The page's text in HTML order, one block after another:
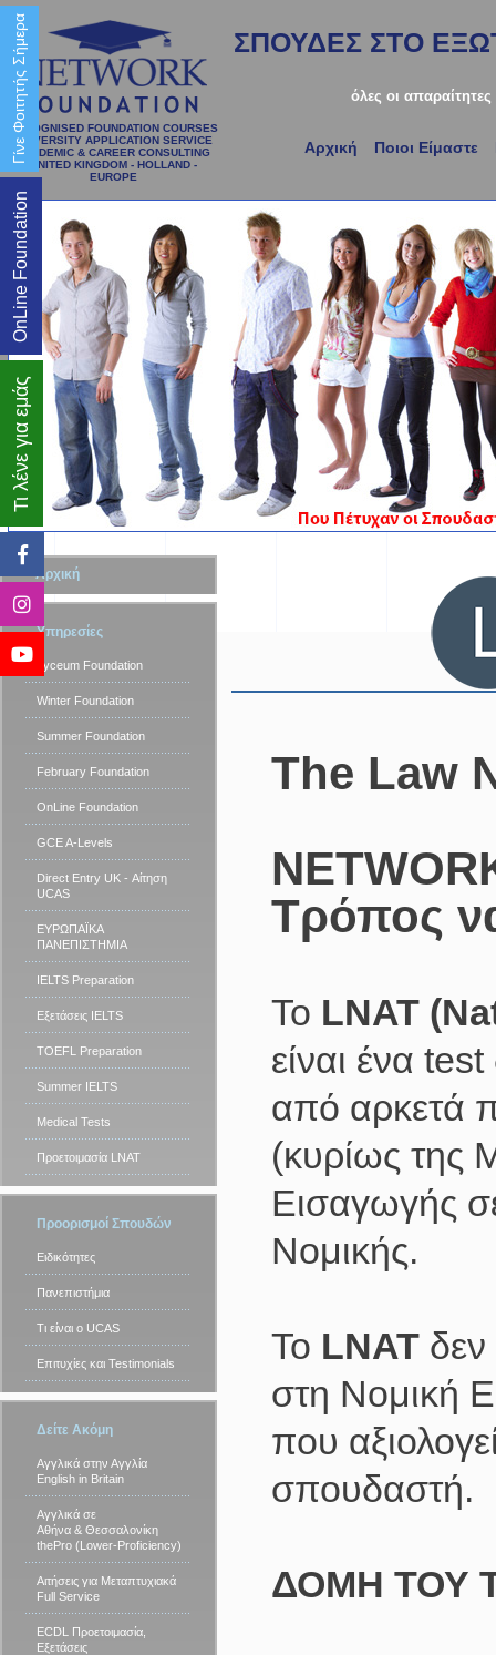
Γίνε Φοιτητής Σήμερα
OnLine Foundation
Τι λένε για εμάς
RECOGNISED FOUNDATION COURSES
UNIVERSITY APPLICATION SERVICE
ACADEMIC & CAREER CONSULTING
UNITED KINGDOM - HOLLAND -
EUROPE
ΣΠΟΥΔΕΣ ΣΤΟ
όλες οι
Αρχική Ποιοι Είμαστε
Αρχική
Υπηρεσίες
Lyceum Foundation
Winter Foundation
Summer Foundation
February Foundation
OnLine Foundation
GCE A-Levels
Direct Entry UK - Αίτηση
UCAS
ΕΥΡΩΠΑΪΚΑ
ΠΑΝΕΠΙΣΤΗΜΙΑ
IELTS Preparation
Εξετάσεις IELTS
TOEFL Preparation
Summer IELTS
Medical Tests
Προετοιμασία LNAT
Προορισμοί Σπουδών
Ειδικότητες
Πανεπιστήμια
Τι είναι ο UCAS
Επιτυχίες και Testimonials
Δείτε Ακόμη
Αγγλικά στην Αγγλία
English in Britain
Αγγλικά σε
Αθήνα & Θεσσαλονίκη
thePro (Lower-Proficiency)
Αιτήσεις για Μεταπτυχιακά
Full Service
ECDL Προετοιμασία,
Εξετάσεις
The Law
Τρόπος
Το LNAT
είναι ένα
από αρκετά
(κυρίως της
Εισαγωγής
Νομικής.
Το LNATδεν
στη Νομική
που
σπουδαστή.
ΔΟΜΗ ΤΟΥ